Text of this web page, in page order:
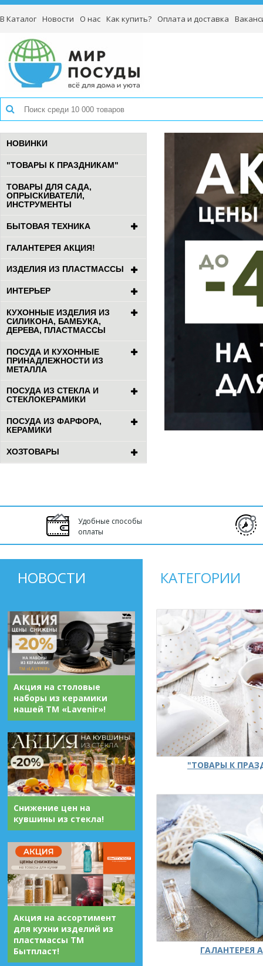
В Каталог Новости О нас Как купить? Оплата и доставка
НОВИНКИ
"ТОВАРЫ К ПРАЗДНИКАМ"
ТОВАРЫ ДЛЯ САДА,
ОПРЫСКИВАТЕЛИ,
ИНСТРУМЕНТЫ
БЫТОВАЯ ТЕХНИКА
ГАЛАНТЕРЕЯ АКЦИЯ!
ИЗДЕЛИЯ ИЗ ПЛАСТМАССЫ
ИНТЕРЬЕР
КУХОННЫЕ ИЗДЕЛИЯ ИЗ
СИЛИКОНА, БАМБУКА,
ДЕРЕВА, ПЛАСТМАССЫ
ПОСУДА И КУХОННЫЕ
ПРИНАДЛЕЖНОСТИ ИЗ
МЕТАЛЛА
ПОСУДА ИЗ СТЕКЛА И
СТЕКЛОКЕРАМИКИ
ПОСУДА ИЗ ФАРФОРА,
КЕРАМИКИ
ХОЗТОВАРЫ
Удобные способы
оплаты
НОВОСТИ
Акция на столовые
наборы из керамики
нашей ТМ «Lavenir»!
Снижение цен на
кувшины из стекла!
Акция на ассортимент
для кухни изделий из
пластмассы ТМ
Бытпласт!
КАТЕГОРИИ
"ТОВАРЫ К
ГАЛАНТЕРЕЯ